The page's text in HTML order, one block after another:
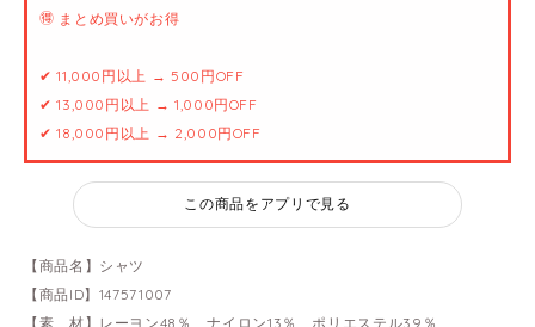
🉐 まとめ買いがお得
✔ 11,000円以上 → 500円OFF
✔ 13,000円以上 → 1,000円OFF
✔ 18,000円以上 → 2,000円OFF
この商品をアプリで見る
【商品名】シャツ
【商品ID】147571007
【素 材】レーヨン48％、ナイロン13％、ポリエステル39％